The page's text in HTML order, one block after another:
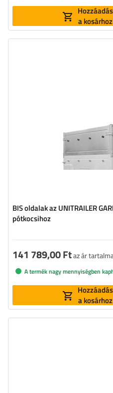
Hozzáadás
a kosárhoz
BIS oldalak az UNITRAILER
pótkocsihoz
141 789,00 Ftaz ár
A termék nagy mennyiségben
Hozzáadás
a kosárhoz